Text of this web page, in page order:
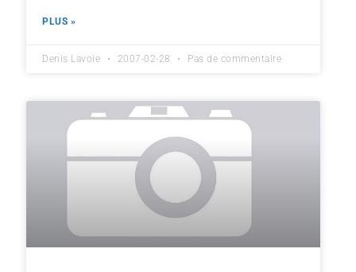
PLUS »
Denis Lavoie 2007-02-28 Pas de commentaire